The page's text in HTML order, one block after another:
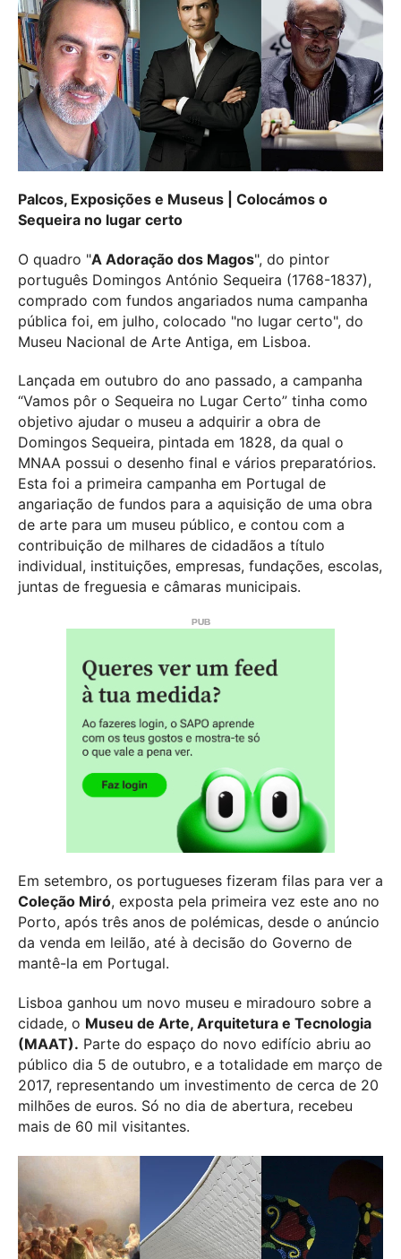
Palcos, Exposições e Museus | Colocámos o
Sequeira no lugar certo
O quadro "A Adoração dos Magos", do pintor
português Domingos António Sequeira (1768-1837),
comprado com fundos angariados numa campanha
pública foi, em julho, colocado "no lugar certo", do
Museu Nacional de Arte Antiga, em Lisboa.
Lançada em outubro do ano passado, a campanha
“Vamos pôr o Sequeira no Lugar Certo” tinha como
objetivo ajudar o museu a adquirir a obra de
Domingos Sequeira, pintada em 1828, da qual o
MNAA possui o desenho final e vários preparatórios.
Esta foi a primeira campanha em Portugal de
angariação de fundos para a aquisição de uma obra
de arte para um museu público, e contou com a
contribuição de milhares de cidadãos a título
individual, instituições, empresas, fundações, escolas,
juntas de freguesia e câmaras municipais.
Em setembro, os portugueses fizeram filas para ver a
Coleção Miró, exposta pela primeira vez este ano no
Porto, após três anos de polémicas, desde o anúncio
da venda em leilão, até à decisão do Governo de
mantê-la em Portugal.
Lisboa ganhou um novo museu e miradouro sobre a
cidade, o Museu de Arte, Arquitetura e Tecnologia
(MAAT). Parte do espaço do novo edifício abriu ao
público dia 5 de outubro, e a totalidade em março de
2017, representando um investimento de cerca de 20
milhões de euros. Só no dia de abertura, recebeu
mais de 60 mil visitantes.